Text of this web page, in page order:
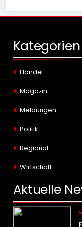
Kategorien
Handel
Magazin
Meldungen
Politik
Regional
Wirtschaft
Aktuelle